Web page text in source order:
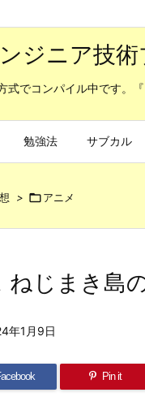
ジニア技
式でコンパイル中です。
勉強法 サブカル
> アニメ
ねじま
年1月9日
Pin it